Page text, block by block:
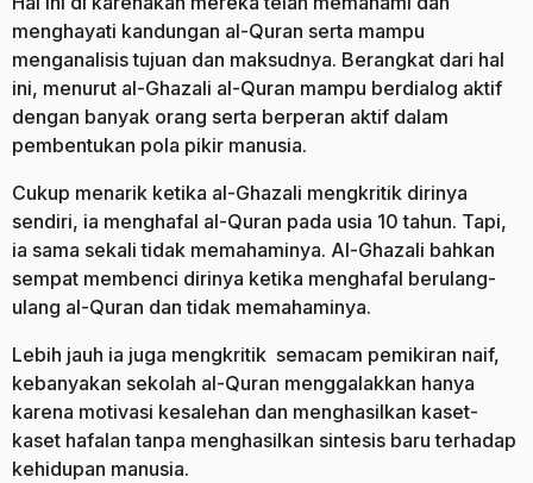
menghayati kandungan al-Quran serta mampu
menganalisis tujuan dan maksudnya. Berangkat dari hal
ini, menurut al-Ghazali al-Quran mampu berdialog aktif
dengan banyak orang serta berperan aktif dalam
pembentukan pola pikir manusia.
Cukup menarik ketika al-Ghazali mengkritik dirinya
sendiri, ia menghafal al-Quran pada usia 10 tahun. Tapi,
ia sama sekali tidak memahaminya. Al-Ghazali bahkan
sempat membenci dirinya ketika menghafal berulang-
ulang al-Quran dan tidak memahaminya.
Lebih jauh ia juga mengkritik semacam pemikiran naif,
kebanyakan sekolah al-Quran menggalakkan hanya
karena motivasi kesalehan dan menghasilkan kaset-
kaset hafalan tanpa menghasilkan sintesis baru terhadap
kehidupan manusia.